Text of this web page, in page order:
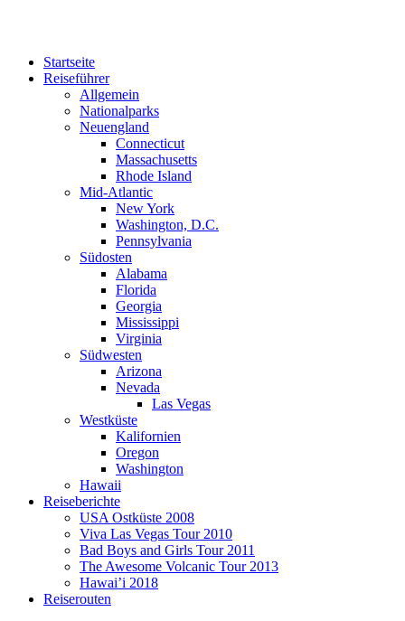
Startseite
Reiseführer
Allgemein
Nationalparks
Neuengland
Connecticut
Massachusetts
Rhode Island
Mid-Atlantic
New York
Washington, D.C.
Pennsylvania
Südosten
Alabama
Florida
Georgia
Mississippi
Virginia
Südwesten
Arizona
Nevada
Las Vegas
Westküste
Kalifornien
Oregon
Washington
Hawaii
Reiseberichte
USA Ostküste 2008
Viva Las Vegas Tour 2010
Bad Boys and Girls Tour 2011
The Awesome Volcanic Tour 2013
Hawai’i 2018
Reiserouten